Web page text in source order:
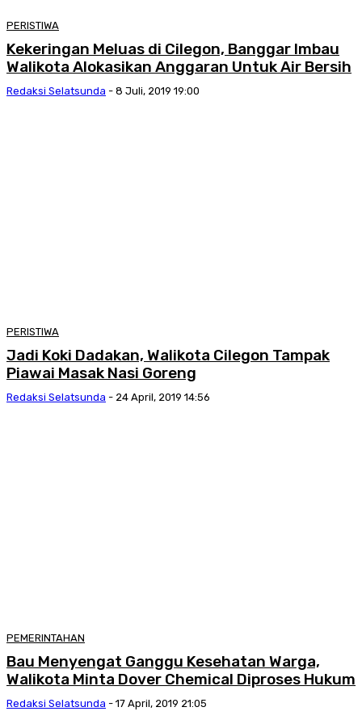
PERISTIWA
Kekeringan Meluas di Cilegon, Banggar Imbau
Walikota Alokasikan Anggaran Untuk Air Bersih
Redaksi Selatsunda - 8 Juli, 2019 19:00
PERISTIWA
Jadi Koki Dadakan, Walikota Cilegon Tampak
Piawai Masak Nasi Goreng
Redaksi Selatsunda - 24 April, 2019 14:56
PEMERINTAHAN
Bau Menyengat Ganggu Kesehatan Warga,
Walikota Minta Dover Chemical Diproses Hukum
Redaksi Selatsunda - 17 April, 2019 21:05